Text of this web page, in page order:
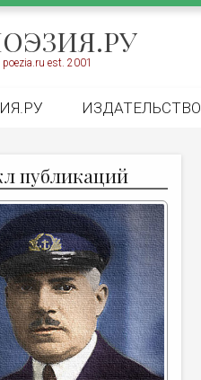
poezia.ru est. 2001
ИЗДАТЕЛЬСТВО
публикаций